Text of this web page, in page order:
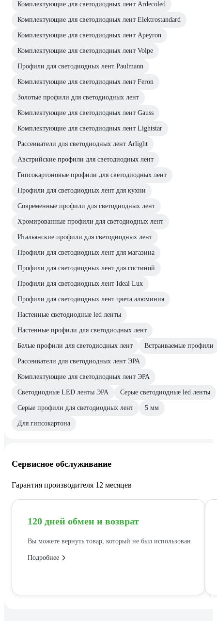
Комплектующие для светодиодных лент Ardecoled
Комплектующие для светодиодных лент Elektrostandard
Комплектующие для светодиодных лент Apeyron
Комплектующие для светодиодных лент Volpe
Профили для светодиодных лент Paulmann
Комплектующие для светодиодных лент Feron
Золотые профили для светодиодных лент
Комплектующие для светодиодных лент Gauss
Комплектующие для светодиодных лент Lightstar
Рассеиватели для светодиодных лент Arlight
Австрийские профили для светодиодных лент
Гипсокартоновые профили для светодиодных лент
Профили для светодиодных лент для кухни
Современные профили для светодиодных лент
Хромированные профили для светодиодных лент
Итальянские профили для светодиодных лент
Профили для светодиодных лент для магазина
Профили для светодиодных лент для гостиной
Профили для светодиодных лент Ideal Lux
Профили для светодиодных лент цвета алюминия
Настенные светодиодные led ленты
Настенные профили для светодиодных лент
Белые профили для светодиодных лент Встраиваемые профили
Рассеиватели для светодиодных лент ЭРА
Комплектующие для светодиодных лент ЭРА
Светодиодные LED ленты ЭРА Серые светодиодные led ленты
Серые профили для светодиодных лент 5 мм
Для гипсокартона
Сервисное обслуживание
Гарантия производителя 12 месяцев
120 дней обмен и возврат
Вы можете вернуть товар, который не был использован
Подробнее